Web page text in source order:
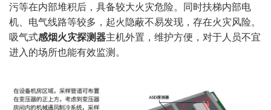
污等在内部堆积后，具备较大火灾危险。同时扶梯内部电
机、电气线路等较多，起火隐蔽不易发现，存在火灾风险。
吸气式感烟火灾探测器主机外置，维护方便，对于人员不宜
进入的场所也能有效监测。